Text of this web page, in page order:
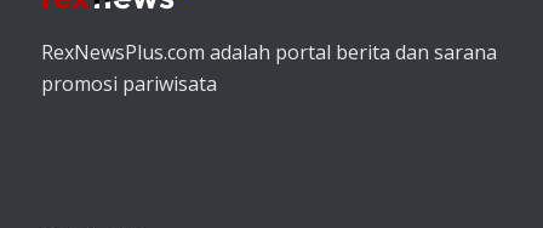
RexNewsPlus.com adalah portal berita dan sarana
promosi pariwisata